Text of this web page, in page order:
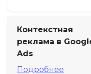
Контекстная
реклама в
Ads
Подробнее